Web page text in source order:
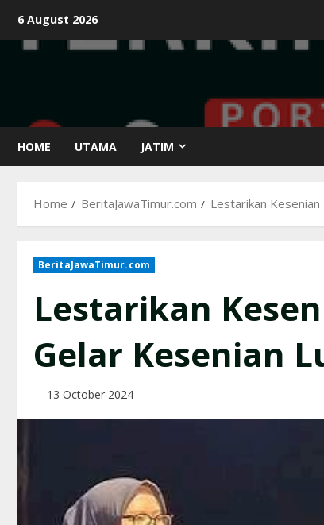
content
6 August 2026
HOME UTAMA JATIM
Home BeritaJawaTimur.com Lestarikan
BeritaJawaTimur.com
Lestarikan
Gelar Kesenian
13 October 2024